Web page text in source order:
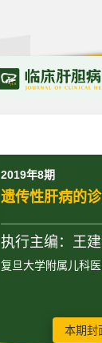
2019年8期
遗传性肝病的
执行主编：王
复旦大学附属儿科
本期封